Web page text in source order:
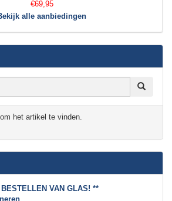
€69,95
alle aanbiedingen
het artikel te vinden.
VAN GLAS! **